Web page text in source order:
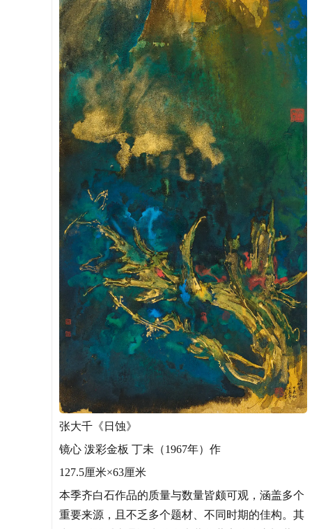
张大千《日蚀》
镜心 泼彩金板 丁未（1967年）作
127.5厘米×63厘米
本季齐白石作品的质量与数量皆颇可观，涵盖多个
重要来源，且不乏多个题材、不同时期的佳构。其